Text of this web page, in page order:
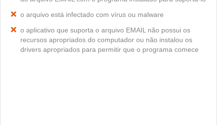
o arquivo está infectado com vírus ou malware
o aplicativo que suporta o arquivo EMAIL não possui os
recursos apropriados do computador ou não instalou os
drivers apropriados para permitir que o programa comece